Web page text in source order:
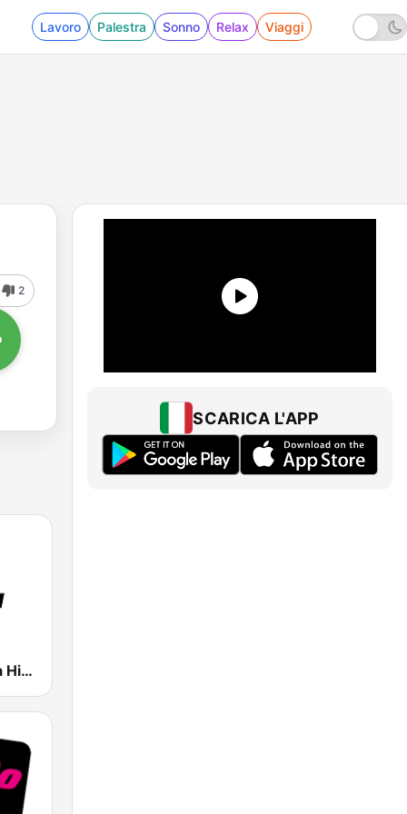
Lavoro Palestra Sonno Relax Viaggi
2
Radio Padova History
SCARICA L'APP